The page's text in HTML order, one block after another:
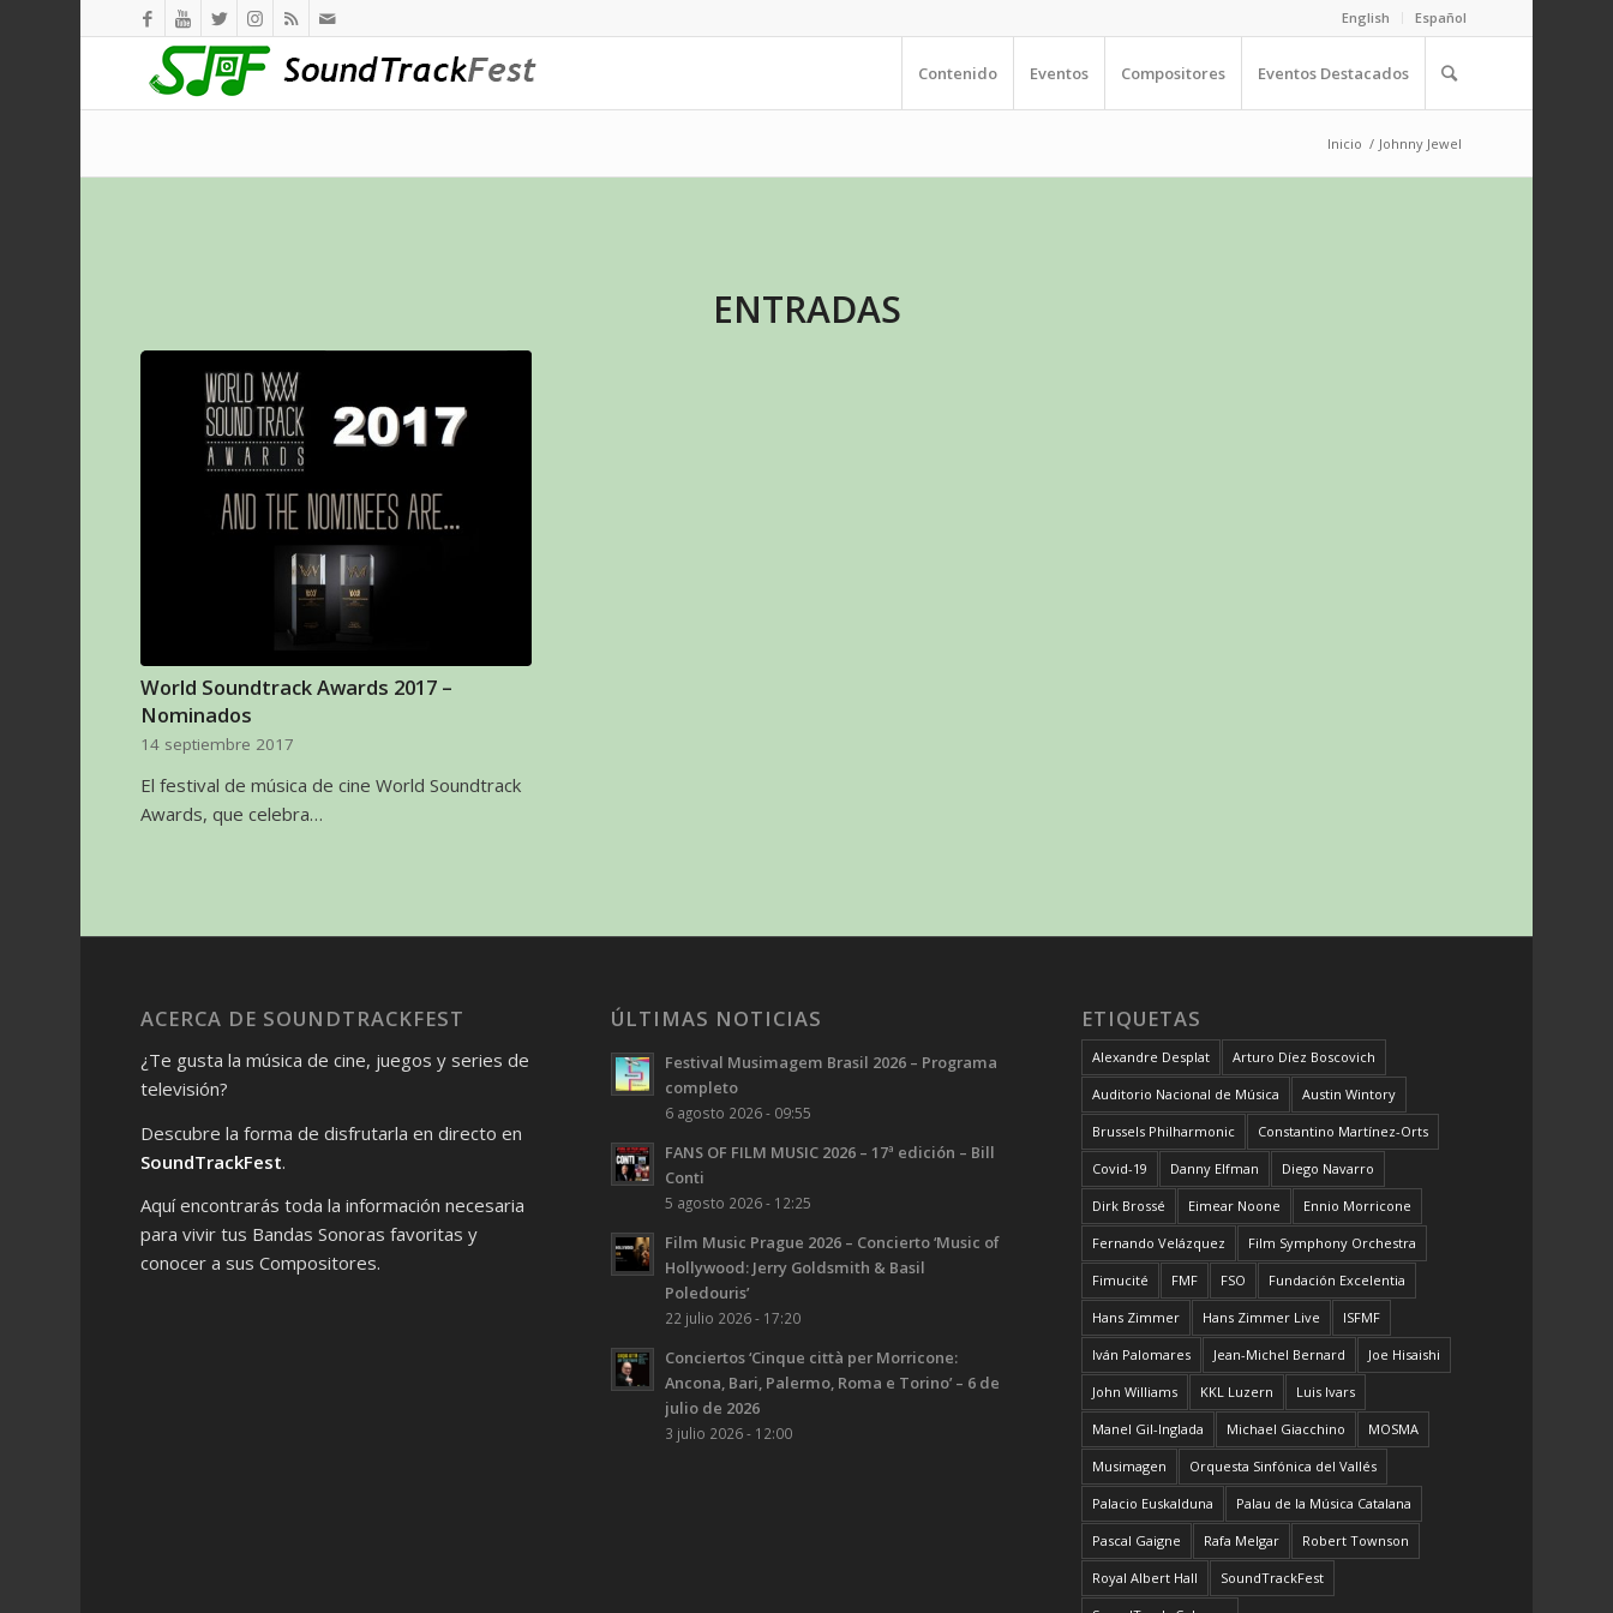
English Español
Contenido Eventos Compositores Eventos Destacados
Inicio / Johnny Jewel
ENTRADAS
World Soundtrack Awards 2017 –
Nominados
14 septiembre 2017
El festival de música de cine World Soundtrack
Awards, que celebra…
ACERCA DE SOUNDTRACKFEST
¿Te gusta la música de cine, juegos y series de
televisión?
Descubre la forma de disfrutarla en directo en
SoundTrackFest.
Aquí encontrarás toda la información necesaria
para vivir tus Bandas Sonoras favoritas y
conocer a sus Compositores.
ÚLTIMAS NOTICIAS
Festival Musimagem Brasil 2026 – Programa
completo
6 agosto 2026 - 09:55
FANS OF FILM MUSIC 2026 – 17ª edición – Bill
Conti
5 agosto 2026 - 12:25
Film Music Prague 2026 – Concierto ‘Music of
Hollywood: Jerry Goldsmith & Basil
Poledouris’
22 julio 2026 - 17:20
Conciertos ‘Cinque città per Morricone:
Ancona, Bari, Palermo, Roma e Torino’ – 6 de
julio de 2026
3 julio 2026 - 12:00
ETIQUETAS
Alexandre Desplat Arturo Díez Boscovich
Auditorio Nacional de Música Austin Wintory
Brussels Philharmonic Constantino Martínez-Orts
Covid-19 Danny Elfman Diego Navarro
Dirk Brossé Eimear Noone Ennio Morricone
Fernando Velázquez Film Symphony Orchestra
Fimucité FMF FSO Fundación Excelentia
Hans Zimmer Hans Zimmer Live ISFMF
Iván Palomares Jean-Michel Bernard Joe Hisaishi
John Williams KKL Luzern Luis Ivars
Manel Gil-Inglada Michael Giacchino MOSMA
Musimagen Orquesta Sinfónica del Vallés
Palacio Euskalduna Palau de la Música Catalana
Pascal Gaigne Rafa Melgar Robert Townson
Royal Albert Hall SoundTrackFest